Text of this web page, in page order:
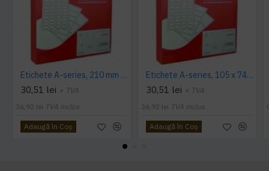
Etichete A-series, 210 mm x 297 mm, 100 coli/top
30,51 lei + TVA
36,92 lei TVA inclus
Adaugă în Coş
Etichete A-series, 105 x 74 mm, 800 bucati/top
30,51 lei + TVA
36,92 lei TVA inclus
Adaugă în Coş